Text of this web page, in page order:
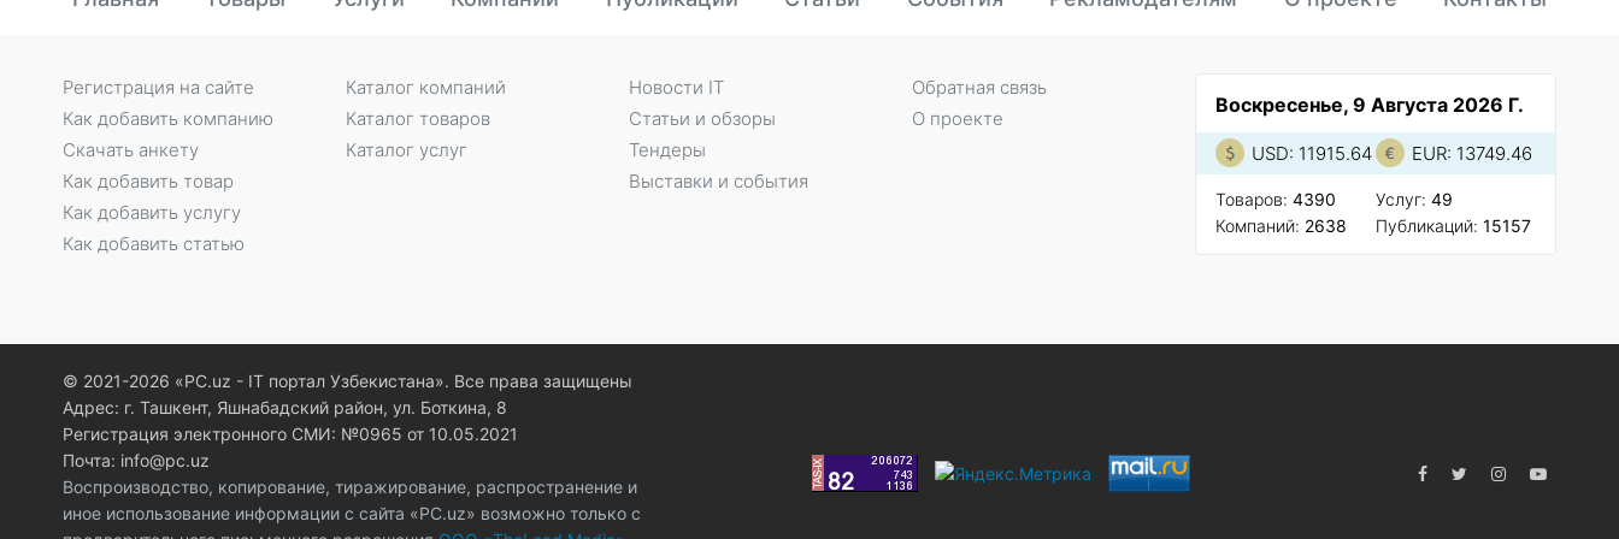
Воскресенье, 9 Августа 2026 Г.
USD: 11915.64 EUR: 13749.46
Товаров: 4390
Компаний: 2638
Услуг: 49
Публикаций: 15157
Регистрация на сайте
Как добавить компанию
Скачать анкету
Как добавить товар
Как добавить услугу
Как добавить статью
Каталог компаний
Каталог товаров
Каталог услуг
Новости IT
Статьи и обзоры
Тендеры
Выставки и события
Обратная связь
О проекте
© 2021-2026 «PC.uz - IT портал Узбекистана». Все права защищены
Адрес: г. Ташкент, Яшнабадский район, ул. Боткина, 8
Регистрация электронного СМИ: №0965 от 10.05.2021
Почта: info@pc.uz
Воспроизводство, копирование, тиражирование, распространение и
иное использование информации с сайта «PC.uz» возможно только с